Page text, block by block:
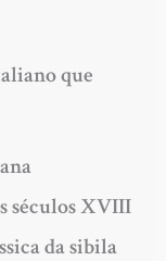
que
séculos XVIII
da sibila